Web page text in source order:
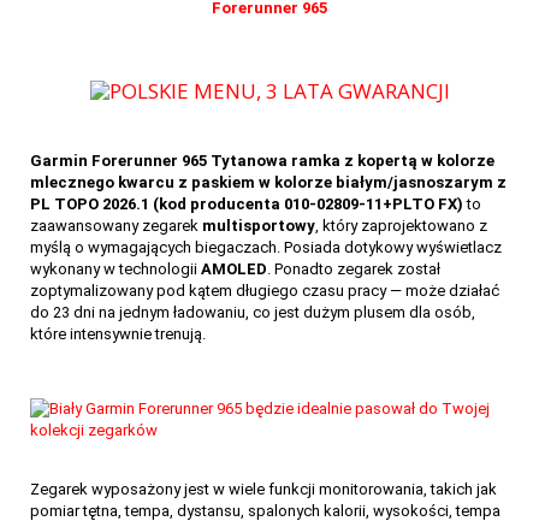
Garmin Forerunner 965 Tytanowa ramka z kopertą w kolorze
mlecznego kwarcu z paskiem w kolorze białym/jasnoszarym z
PL TOPO 2026.1 (kod producenta 010-02809-11+PLTO FX)to
zaawansowany zegarek multisportowy , który zaprojektowano z
myślą o wymagających biegaczach. Posiada dotykowy wyświetlacz
wykonany w technologii AMOLED . Ponadto zegarek został
zoptymalizowany pod kątem długiego czasu pracy — może działać
do 23 dni na jednym ładowaniu, co jest dużym plusem dla osób,
które intensywnie trenują.
Zegarek wyposażony jest w wiele funkcji monitorowania, takich jak
pomiar tętna, tempa, dystansu, spalonych kalorii, wysokości, tempa
33